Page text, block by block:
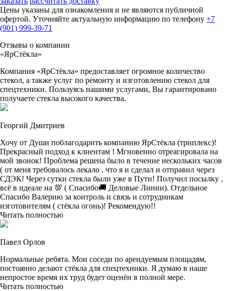
Цены указаны для ознакомления и не являются публичной
офертой. Уточняйте актуальную информацию по телефону +7
(901) 999-39-71
Отзывы о компании
«ЯрСтёкла»
Компания «ЯрСтёкла» предоставляет огромное количество
стекол, а также услуг по ремонту и изготовлению стекол для
спецтехники. Пользуясь нашими услугами, Вы гарантировано
получаете стекла высокого качества.
Георгий Дмитриев
Хочу от Души поблагодарить компанию ЯрСтёкла (триплекс)!
Прекрасный подход к клиентам ! Мгновенно отреагировала на
мой звонок! Проблема решена было в течение нескольких часов
( от меня требовалось лекало , что я и сделал и отправил через
СДЭК! Через сутки стекла были уже в Пути! Получил посылку ,
всё в идеале на 💯 ( Спасибо🚚 Деловые Линии). Отдельное
Спасибо Валерию за контроль и связь и сотрудникам
изготовителям ( стёкла огонь)! Рекомендую!!
Читать полностью
Павел Орлов
Нормальные ребята. Мои соседи по арендуемым площадям,
постоянно делают стёкла для спецтехники. Я думаю в наше
непростое время их труд будет оценён в полной мере.
Читать полностью